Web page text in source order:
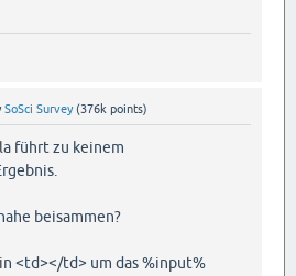
SoSci Survey (376k points)
führt zu keinem
beisammen?
<td></td> um das %input%